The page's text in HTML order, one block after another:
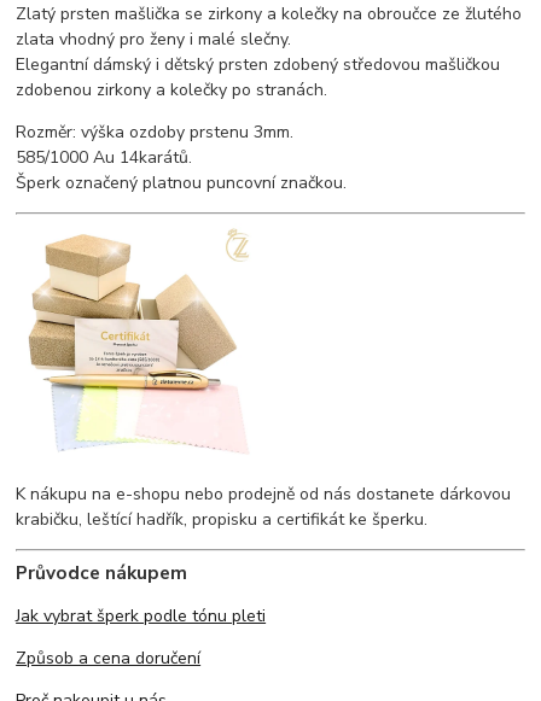
Zlatý prsten mašlička se zirkony a kolečky na obroučce ze žlutého
zlata vhodný pro ženy i malé slečny.
Elegantní dámský i dětský prsten zdobený středovou mašličkou
zdobenou zirkony a kolečky po stranách.
Rozměr: výška ozdoby prstenu 3mm.
585/1000 Au 14karátů.
Šperk označený platnou puncovní značkou.
K nákupu na e-shopu nebo prodejně od nás dostanete dárkovou
krabičku, leštící hadřík, propisku a certifikát ke šperku.
Průvodce nákupem
Jak vybrat šperk podle tónu pleti
Způsob a cena doručení